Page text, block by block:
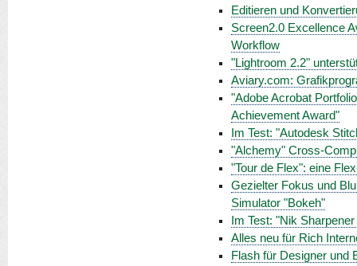
Editieren und
Screen2.0 Excellence
Workflow
"Lightroom 2.2"
Aviary.com:
"Adobe Acrobat
Achievement Award"
Im Test: "Autodesk
"Alchemy" Cross-
"Tour de Flex": eine
Gezielter Fokus und
Simulator "Bokeh"
Im Test: "Nik
Alles neu für Rich
Flash für Designer und